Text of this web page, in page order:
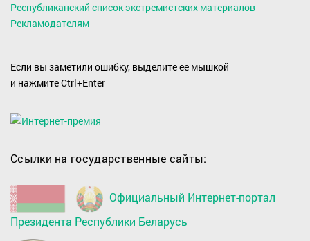
Республиканский список экстремистских материалов
Рекламодателям
Если вы заметили ошибку, выделите ее мышкой
и нажмите Ctrl+Enter
Ссылки на государственные сайты:
Официальный Интернет-портал
Президента Республики Беларусь